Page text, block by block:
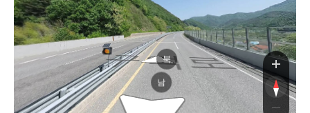
구억로
북
남